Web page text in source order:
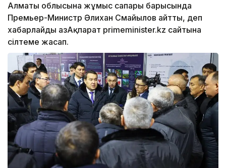
Алматы облысына жұмыс сапары барысында
Премьер-Министр Әлихан Смайылов айтты, деп
хабарлайды ҚазАқпарат primeminister.kz сайтына
сілтеме жасап.